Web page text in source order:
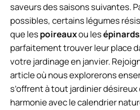
saveurs des saisons suivantes.
possibles, certains légumes
que lespoireauxou lesépinards
parfaitement trouver leur place
votre jardinage en janvier.
article où nous explorerons
s’offrent à tout jardinier
harmonie avec le calendrier